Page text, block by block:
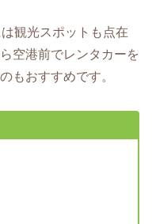
観光スポットも点在
空港前でレンタカーを
もおすすめです。